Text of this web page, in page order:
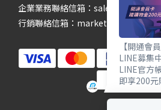
企業業務聯絡信箱：
行銷聯絡信箱：
【開通會
LINE募集
LINE官方
即享200元